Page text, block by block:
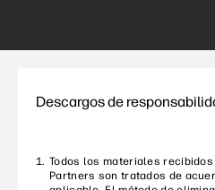
Descargos de
Todos los materiales
Partners son tratados de